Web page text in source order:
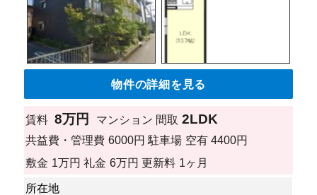
物件の詳細を見る
賃料 8万円 マンション 間取 2LDK
共益費・管理費 6000円 駐車場 空有 4400円
敷金 1万円 礼金 6万円 更新料 1ヶ月
所在地